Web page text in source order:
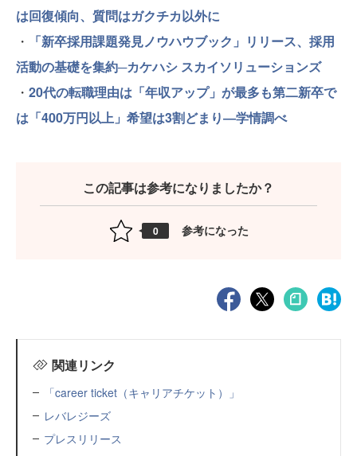
は回復傾向、質問はガクチカ以外に
・
「新卒採用課題発見ノウハウブック」リリース、採用
活動の基礎を集約─カケハシ スカイソリューションズ
・ 20代の転職理由は「年収アップ」が最多も第二新卒で
は「400万円以上」希望は3割どまり―学情調べ
この記事は参考になりましたか？
0 参考になった
関連リンク
「career ticket（キャリアチケット）」
レバレジーズ
プレスリリース